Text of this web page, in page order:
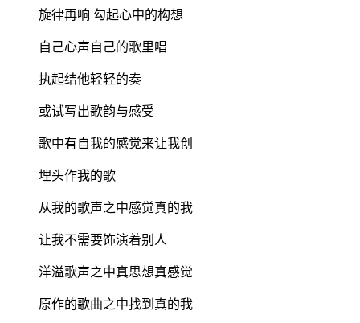
旋律再响 勾起心中的构想
自己心声自己的歌里唱
执起结他轻轻的奏
或试写出歌韵与感受
歌中有自我的感觉来让我创
埋头作我的歌
从我的歌声之中感觉真的我
让我不需要饰演着别人
洋溢歌声之中真思想真感觉
原作的歌曲之中找到真的我